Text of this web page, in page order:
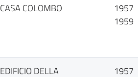
CASA COLOMBO
1957
1959
EDIFICIO DELLA 1957